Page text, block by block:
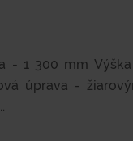
- 1 300 mm
úprava -